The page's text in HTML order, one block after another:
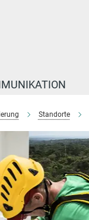
Standorte